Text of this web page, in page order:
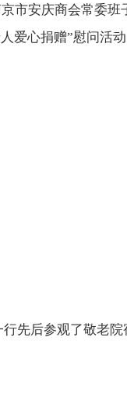
市安庆商会常委班
爱心捐赠”慰问活动
先后参观了敬老